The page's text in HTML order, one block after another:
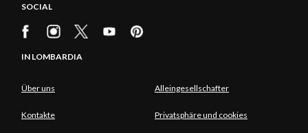
SOCIAL
IN LOMBARDIA
Über uns Alleingesellschafter
Kontakte Privatsphäre und cookies